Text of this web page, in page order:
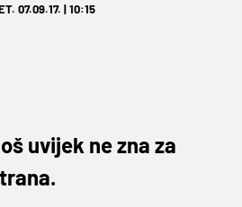
07.09.17. | 10:15
uvijek ne zna za